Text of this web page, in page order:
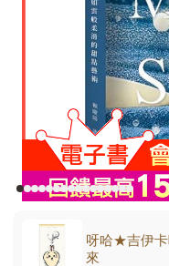
呀哈★吉伊卡
來